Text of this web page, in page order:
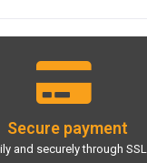
Secure payment
and securely through